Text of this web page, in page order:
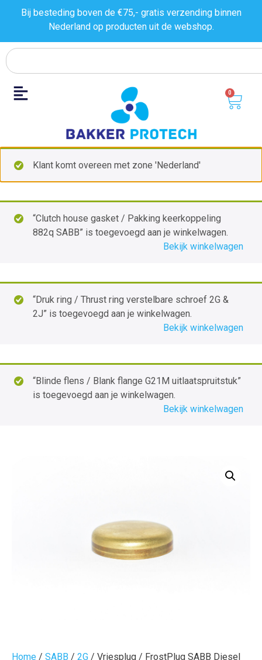
Bij besteding boven de €75,- gratis verzending binnen
Nederland op producten uit de webshop.
0
Klant komt overeen met zone 'Nederland'
“Clutch house gasket / Pakking keerkoppeling
882q SABB” is toegevoegd aan je winkelwagen.
Bekijk winkelwagen
“Druk ring / Thrust ring verstelbare schroef 2G &
2J” is toegevoegd aan je winkelwagen.
Bekijk winkelwagen
“Blinde flens / Blank flange G21M uitlaatspruitstuk”
is toegevoegd aan je winkelwagen.
Bekijk winkelwagen
Home / SABB / 2G / Vriesplug / FrostPlug SABB Diesel